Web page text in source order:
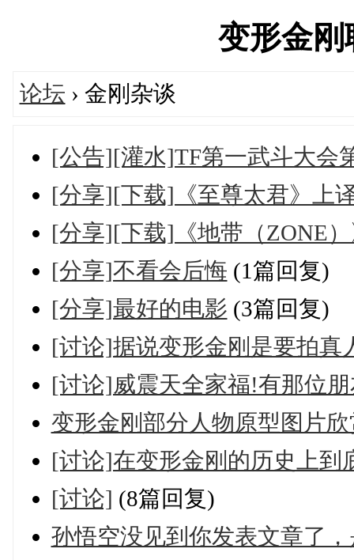
变形金
论坛 › 金刚杂谈
[公告][灌水]TF第一武斗大会
[分享][下载]《至尊太君》上
[分享][下载]《地带（ZONE
[分享]不看会后悔 (1篇回复)
[分享]最好的电影 (3篇回复)
[讨论]据说变形金刚是要拍真
[讨论]威震天全家福!有那位
变形金刚部分人物原型图片
[讨论]在变形金刚的历史上到
[讨论] (8篇回复)
孙悟空没见到你发表文章了